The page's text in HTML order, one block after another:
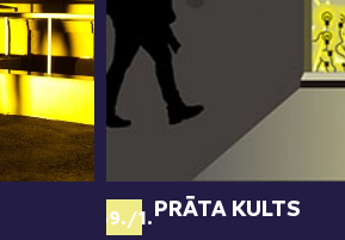
69./1.PRĀTA KULTS